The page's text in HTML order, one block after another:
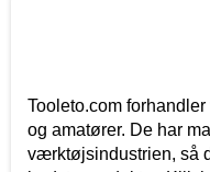
Tooleto.com
og amatører. De har
værktøjsindustrien, så